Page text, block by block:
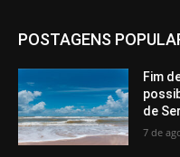
POSTAGENS
Fim
de
7 de